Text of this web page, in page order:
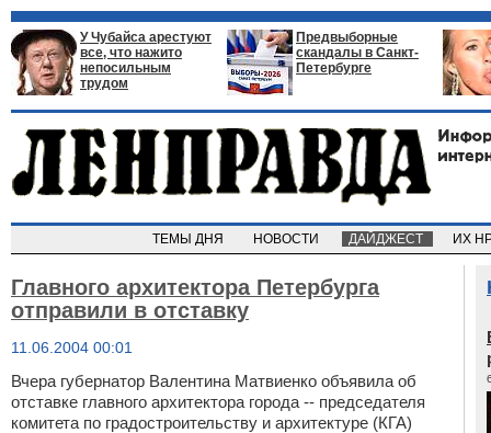
У Чубайса арестуют
все, что нажито
непосильным
трудом
Предвыборные
скандалы в Санкт-
Петербурге
ТЕМЫ ДНЯ НОВОСТИ ДАЙДЖЕСТ ИХ
Главного архитектора Петербурга
отправили в отставку
11.06.2004 00:01
Вчера губернатор Валентина Матвиенко объявила об
отставке главного архитектора города -- председателя
комитета по градостроительству и архитектуре (КГА)